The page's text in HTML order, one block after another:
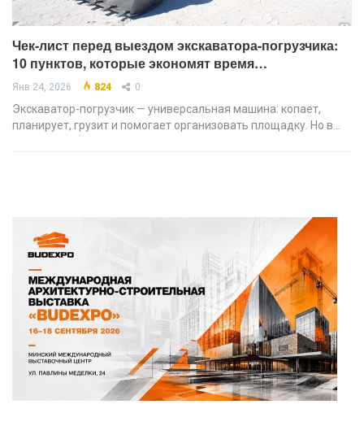
Чек-лист перед выездом экскаватора-погрузчика:
10 пунктов, которые экономят время…
Янв 24, 2026 824 0
Экскаватор-погрузчик — универсальная машина: копает,
планирует, грузит и помогает организовать площадку. Но в…